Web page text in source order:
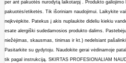
per ant pakuotės nurodytą laikotarpį . Produkto
pakuotės/etiketės. Tik išoriniam naudojimui. Laikykite
neįkvėpkite. Patekus į akis nuplaukite dideliu kiekiu
esate alergiški sudedamosios produkto dalims.
niežėjimas, skausmas, tinimas ir kt.) nedelsiant
Pasitarkite su gydytoju. Naudokite gerai vėdinamoje
tik pagal instrukciją. SKIRTAS PROFESIONALIAM